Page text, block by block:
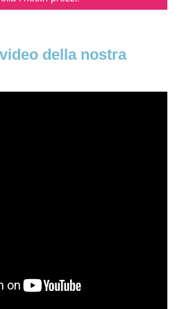
della nostra